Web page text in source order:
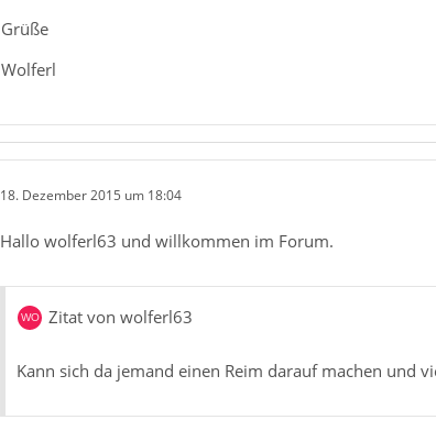
Grüße
Wolferl
18. Dezember 2015 um 18:04
Hallo wolferl63 und willkommen im Forum.
Zitat von wolferl63
Kann sich da jemand einen Reim darauf machen und